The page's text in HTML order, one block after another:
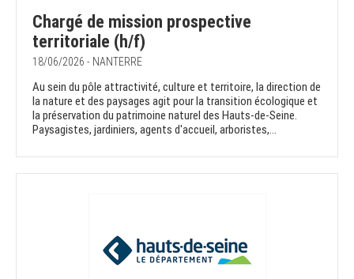
Chargé de mission prospective
territoriale (h/f)
18/06/2026 - NANTERRE
Au sein du pôle attractivité, culture et territoire, la direction de
la nature et des paysages agit pour la transition écologique et
la préservation du patrimoine naturel des Hauts-de-Seine.
Paysagistes, jardiniers, agents d'accueil, arboristes,...